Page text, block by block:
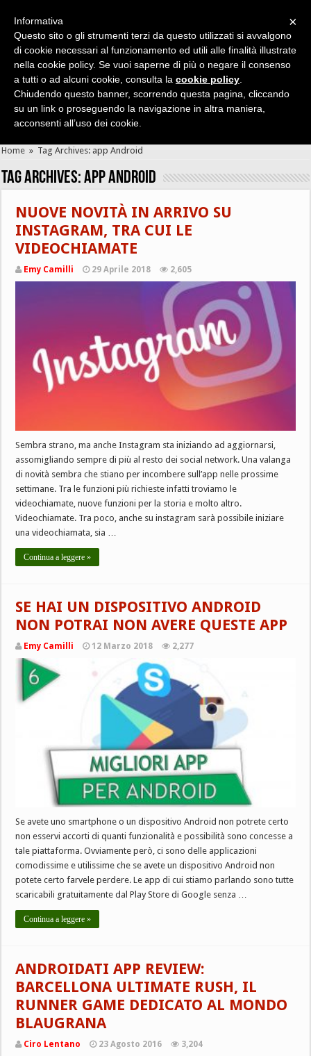
Cerca velocemente news, recensioni, guide, app, giochi ...
Home » Tag Archives: app Android
Tag Archives:app Android
NUOVE NOVITÀ IN ARRIVO SU
INSTAGRAM, TRA CUI LE
VIDEOCHIAMATE
Emy Camilli 29 Aprile 2018 2,605
Sembra strano, ma anche Instagram sta iniziando ad aggiornarsi,
assomigliando sempre di più al resto dei social network. Una valanga
di novità sembra che stiano per incombere sull’app nelle prossime
settimane. Tra le funzioni più richieste infatti troviamo le
videochiamate, nuove funzioni per la storia e molto altro.
Videochiamate. Tra poco, anche su instagram sarà possibile iniziare
una videochiamata, sia …
Continua a leggere »
SE HAI UN DISPOSITIVO ANDROID
NON POTRAI NON AVERE QUESTE APP
Emy Camilli 12 Marzo 2018 2,277
Se avete uno smartphone o un dispositivo Android non potrete certo
non esservi accorti di quanti funzionalità e possibilità sono concesse a
tale piattaforma. Ovviamente però, ci sono delle applicazioni
comodissime e utilissime che se avete un dispositivo Android non
potete certo farvele perdere. Le app di cui stiamo parlando sono tutte
scaricabili gratuitamente dal Play Store di Google senza …
Continua a leggere »
ANDROIDATI APP REVIEW:
BARCELLONA ULTIMATE RUSH, IL
RUNNER GAME DEDICATO AL MONDO
BLAUGRANA
Ciro Lentano 23 Agosto 2016 3,204
×
Informativa
Questo sito o gli strumenti terzi da questo utilizzati si avvalgono
di cookie necessari al funzionamento ed utili alle finalità illustrate
nella cookie policy. Se vuoi saperne di più o negare il consenso
a tutti o ad alcuni cookie, consulta la cookie policy
Chiudendo questo banner, scorrendo questa pagina, cliccando
su un link o proseguendo la navigazione in altra maniera,
acconsenti all’uso dei cookie.